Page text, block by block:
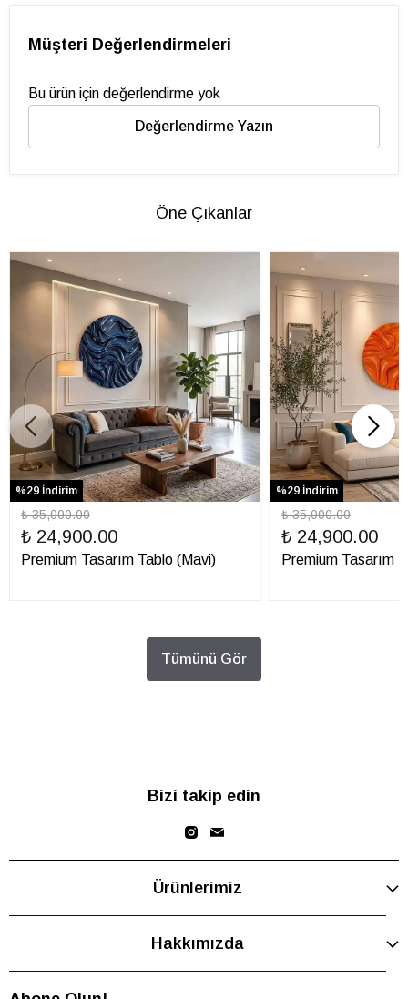
Müşteri Değerlendirmeleri
Bu ürün için değerlendirme yok
Değerlendirme Yazın
Öne Çıkanlar
%29 İndirim
₺ 35,000.00
₺ 24,900.00
Premium Tasarım Tablo (Mavi)
%29 İndirim
₺ 35,000.00
₺ 24,900.00
Premium Tasarım
Tümünü Gör
Bizi takip edin
Ürünlerimiz
Hakkımızda